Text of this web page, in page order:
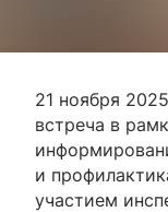
21 ноября
встреча в
и
участием